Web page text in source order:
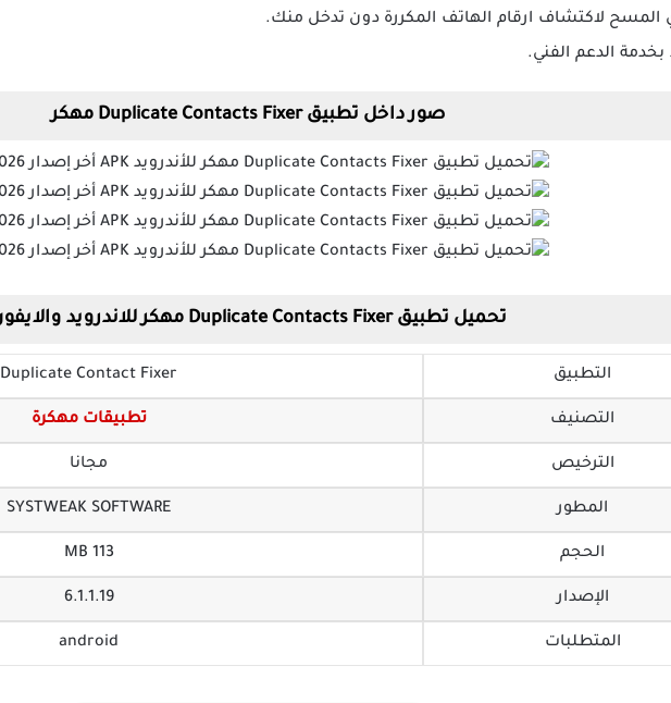
المسح لاكتشاف ارقام الهاتف المكررة دون تدخل منك.
بخدمة الدعم الفني.
صور داخل تطبيق Duplicate Contacts Fixer مهكر
تحميل تطبيق Duplicate Contacts Fixer مهكر للاندرويد والايفون
التطبيق Duplicate Contact Fixer
التصنيف تطبيقات مهكرة
الترخيص مجانا
المطور SYSTWEAK SOFTWARE‏
الحجم 113 MB
الإصدار 6.1.1.19
المتطلبات android